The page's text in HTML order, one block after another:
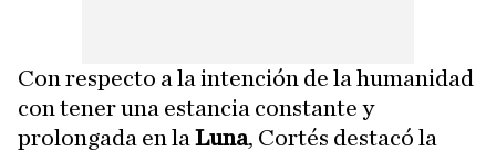
Con respecto a la intención de la humanidad
con tener una estancia constante y
prolongada en la Luna, Cortés destacó la